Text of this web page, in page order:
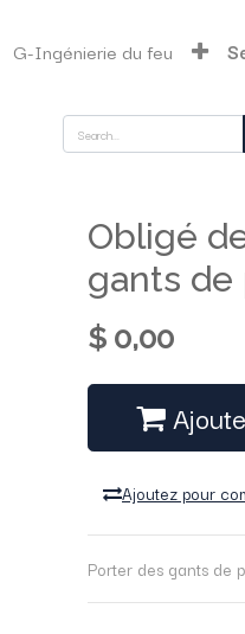
G-Ingénierie du feu
Obligé
gants
$ 0,00
Ajoutez pour
Porter des gants de